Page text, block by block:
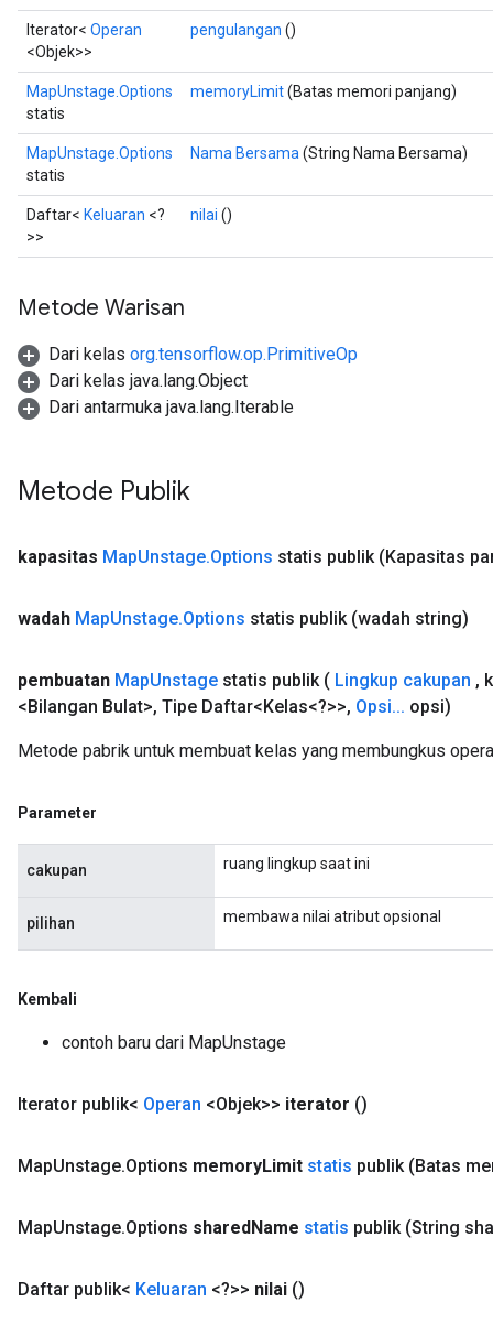
Iterator< Operan
<Objek>>
pengulangan ()
MapUnstage.Options
statis
memoryLimit(Batas memori panjang)
MapUnstage.Options
statis
Nama Bersama (String Nama Bersama)
Daftar< Keluaran <?
>>
nilai ()
Metode Warisan
Dari kelas org.tensorflow.op.PrimitiveOp
Dari kelas java.lang.Object
Dari antarmuka java.lang.Iterable
Metode Publik
kapasitas MapUnstage.Options statis publik (Kapasitas
wadah MapUnstage.Options statis publik (wadah string)
pembuatan MapUnstage statis publik ( Lingkup cakupan ,
<Bilangan Bulat>, Tipe Daftar<Kelas<?>>, Opsi... opsi)
Metode pabrik untuk membuat kelas yang membungkus
Parameter
cakupan ruang lingkup saat ini
pilihan membawa nilai atribut opsional
Kembali
contoh baru dari MapUnstage
Iterator publik< Operan <Objek>> iterator ()
MapUnstage.Options memoryLimit statis publik (Batas
MapUnstage.Options sharedName statis publik (String
Daftar publik< Keluaran <?>> nilai ()